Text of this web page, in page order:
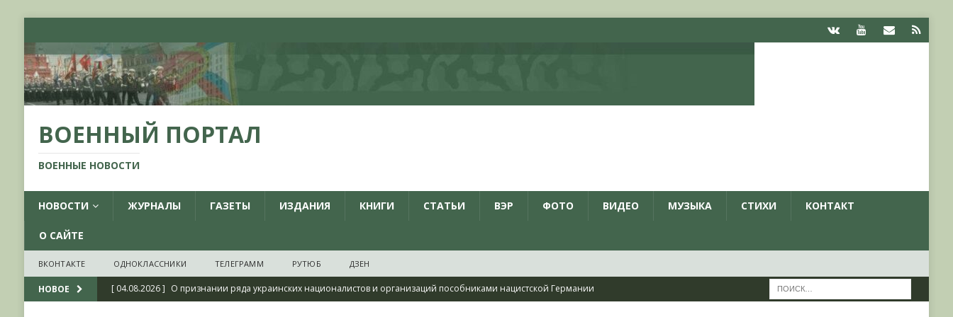
ВОЕННЫЙ ПОРТАЛ
ВОЕННЫЕ НОВОСТИ
НОВОСТИ ЖУРНАЛЫ ГАЗЕТЫ ИЗДАНИЯ КНИГИ СТАТЬИ ВЭР ФОТО ВИДЕО МУЗЫКА СТИХИ КОНТАКТ
О САЙТЕ
ВКОНТАКТЕ ОДНОКЛАССНИКИ ТЕЛЕГРАММ РУТЮБ ДЗЕН
НОВОЕ [ 04.08.2026 ] О признании ряда украинских националистов и организаций пособниками нацистской Германии